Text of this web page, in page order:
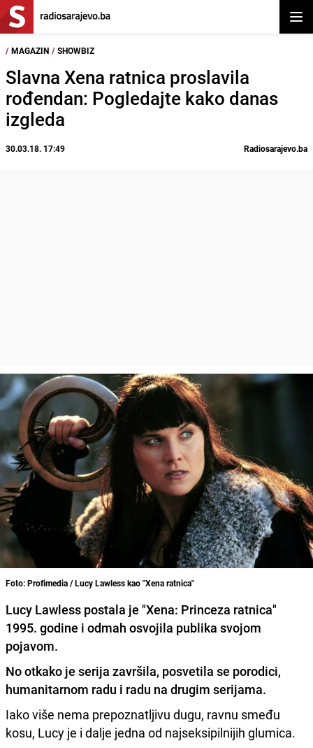
/ MAGAZIN / SHOWBIZ
Slavna Xena ratnica proslavila
rođendan: Pogledajte kako danas
izgleda
30.03.18. 17:49 Radiosarajevo.ba
Foto: Profimedia / Lucy Lawless kao "Xena ratnica"
Lucy Lawless postala je "Xena: Princeza ratnica"
1995. godine i odmah osvojila publika svojom
pojavom.
No otkako je serija završila, posvetila se porodici,
humanitarnom radu i radu na drugim serijama.
Iako više nema prepoznatljivu dugu, ravnu smeđu
kosu, Lucy je i dalje jedna od najseksipilnijih glumica.